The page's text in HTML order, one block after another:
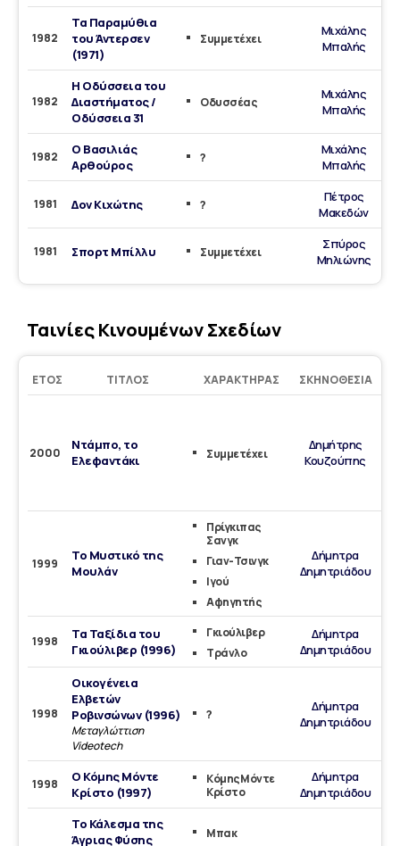
1982
Τα Παραμύθια
του Άντερσεν
(1971)
Συμμετέχει
Μιχάλης
Μπαλής
1982
Η Οδύσσεια του
Διαστήματος /
Οδύσσεια 31
Οδυσσέας
Μιχάλης
Μπαλής
1982
Ο Βασιλιάς
Αρθούρος
?
Μιχάλης
Μπαλής
1981 Δον Κιχώτης ?
Πέτρος
Μακεδών
1981 Σπορτ Μπίλλυ Συμμετέχει
Σπύρος
Μηλιώνης
Ταινίες Κινουμένων Σχεδίων
ΈΤΟΣ ΤΊΤΛΟΣ ΧΑΡΑΚΤΉΡΑΣ ΣΚΗΝΟΘΕΣΊΑ
2000
Ντάμπο, το
Ελεφαντάκι
Συμμετέχει
Δημήτρης
Κουζούπης
1999
Το Μυστικό της
Μουλάν
Πρίγκιπας
Σανγκ
Γιαν-Τσινγκ
Ιγού
Αφηγητής
Δήμητρα
Δημητριάδου
1998
Τα Ταξίδια του
Γκιούλιβερ (1996)
Γκιούλιβερ
Τράνλο
Δήμητρα
Δημητριάδου
1998
Οικογένεια
Ελβετών
Ροβινσώνων (1996)
Μεταγλώττιση
Videotech
?
Δήμητρα
Δημητριάδου
1998
Ο Κόμης Μόντε
Κρίστο (1997)
Κόμης Μόντε
Κρίστο
Δήμητρα
Δημητριάδου
Το Κάλεσμα της
Άγριας Φύσης
Μπακ